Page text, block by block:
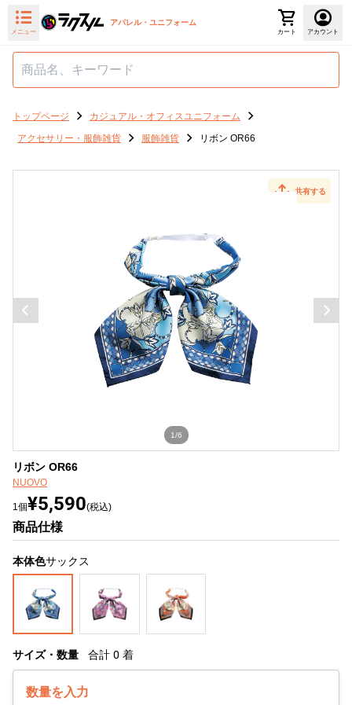
メニュー
アパレル・ユニフォーム
カート アカウント
トップページ
カジュアル・オフィスユニフォーム
アクセサリー・服飾雑貨
服飾雑貨 リボン OR66
共有する
1/6
リボン OR66
NUOVO
1個¥5,590(税込)
商品仕様
本体色サックス
サイズ・数量 合計 0 着
数量を入力